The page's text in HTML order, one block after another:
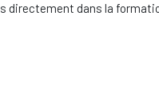
directement dans la